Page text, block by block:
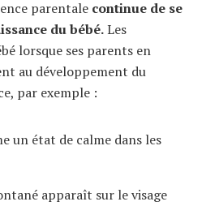
parentale continue de se
du bébé.Les
lorsque ses parents en
au développement du
par exemple :
un état de calme dans les
apparaît sur le visage